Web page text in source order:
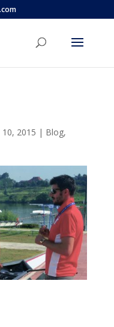
10, 2015 | Blog,